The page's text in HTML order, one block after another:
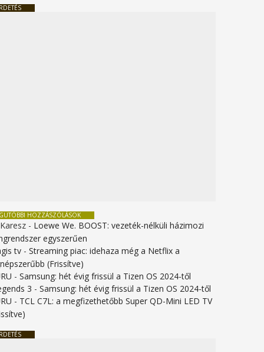
HOZZÁSZÓLÁSOK
- Loewe We. BOOST: vezeték-nélküli házimozi
egyszerűen
tv -Streaming piac: idehaza még a Netflix a
(Frissítve)
-Samsung: hét évig frissül a Tizen OS 2024-től
3 -Samsung: hét évig frissül a Tizen OS 2024-től
- TCL C7L: a megfizethetőbb Super QD-Mini LED TV